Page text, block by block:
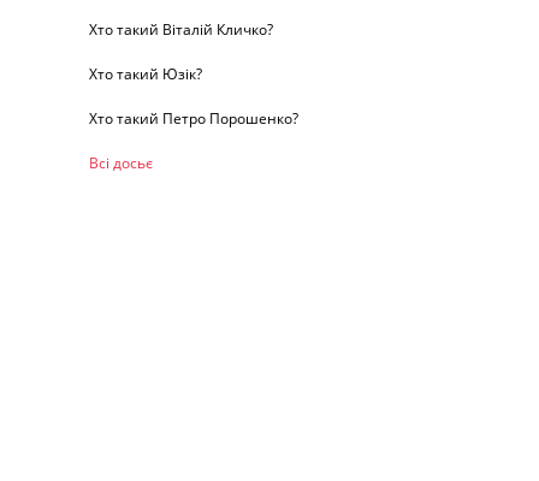
Хто такий Віталій Кличко?
Хто такий Юзік?
Хто такий Петро Порошенко?
Всі досьє